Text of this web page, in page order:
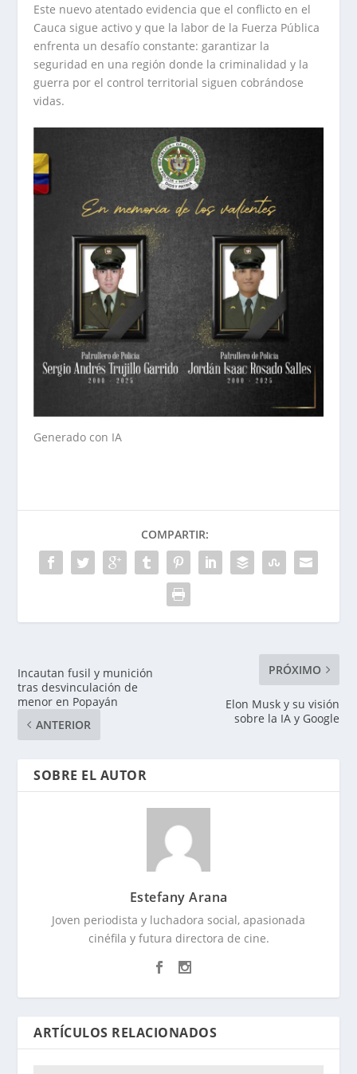
Este nuevo atentado evidencia que el conflicto en el
Cauca sigue activo y que la labor de la Fuerza Pública
enfrenta un desafío constante: garantizar la
seguridad en una región donde la criminalidad y la
guerra por el control territorial siguen cobrándose
vidas.
Generado con IA
COMPARTIR:
Incautan fusil y munición
tras desvinculación de
menor en Popayán
ANTERIOR
PRÓXIMO
Elon Musk y su visión
sobre la IA y Google
SOBRE EL AUTOR
Estefany Arana
Joven periodista y luchadora social, apasionada
cinéfila y futura directora de cine.
ARTÍCULOS RELACIONADOS